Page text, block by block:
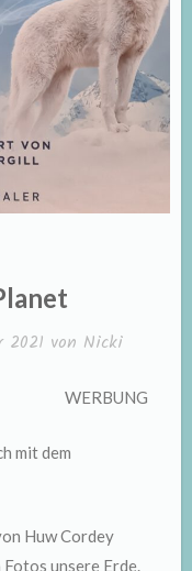
2021 von Nicki
WERBUNG
mit dem
Huw Cordey
unsere Erde.